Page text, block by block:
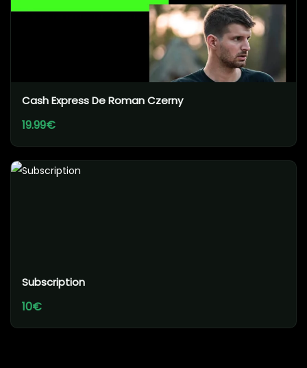
Cash Express De Roman Czerny
19.99€
Subscription
10€